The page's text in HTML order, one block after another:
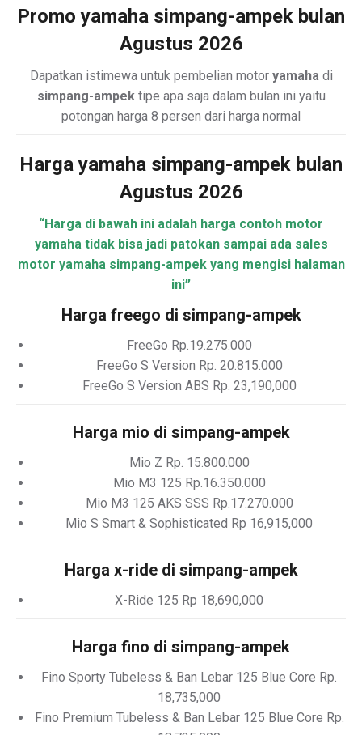
Promo yamaha simpang-ampek bulan
Agustus 2026
Dapatkan istimewa untuk pembelian motor yamahadi
simpang-ampektipe apa saja dalam bulan ini yaitu
potongan harga 8 persen dari harga normal
Harga yamaha simpang-ampek bulan
Agustus 2026
“Harga di bawah ini adalah harga contoh motor
yamaha tidak bisa jadi patokan sampai ada sales
motor yamaha simpang-ampek yang mengisi halaman
ini”
Harga freego di simpang-ampek
FreeGo Rp.19.275.000
FreeGo S Version Rp. 20.815.000
FreeGo S Version ABS Rp. 23,190,000
Harga mio di simpang-ampek
Mio Z Rp. 15.800.000
Mio M3 125 Rp.16.350.000
Mio M3 125 AKS SSS Rp.17.270.000
Mio S Smart & Sophisticated Rp 16,915,000
Harga x-ride di simpang-ampek
X-Ride 125 Rp 18,690,000
Harga fino di simpang-ampek
Fino Sporty Tubeless & Ban Lebar 125 Blue Core Rp.
18,735,000
Fino Premium Tubeless & Ban Lebar 125 Blue Core Rp.